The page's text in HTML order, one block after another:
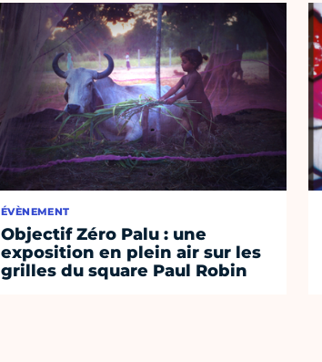
ÉVÈNEMENT
Objectif Zéro Palu : une
exposition en plein air sur les
grilles du square Paul Robin